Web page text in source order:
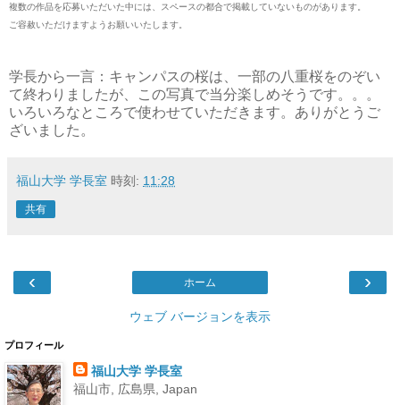
複数の作品を応募いただいた中には、スペースの都合で掲載していないものがあります。
ご容赦いただけますようお願いいたします。
学長から一言：キャンパスの桜は、一部の八重桜をのぞい
て終わりましたが、この写真で当分楽しめそうです。。。
いろいろなところで使わせていただきます。ありがとうご
ざいました。
福山大学 学長室 時刻: 11:28
共有
‹ ›
ホーム
ウェブ バージョンを表示
プロフィール
福山大学 学長室
福山市, 広島県, Japan